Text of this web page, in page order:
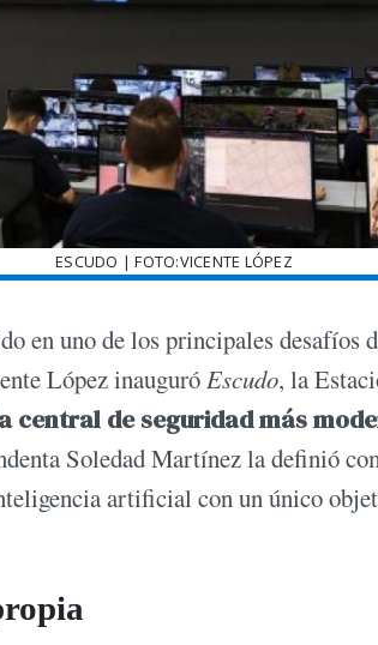
ESCUDO | FOTO:VICENTE LÓPEZ
en uno de los principales
López inauguróEscudo, la
central de seguridad más
Soledad Martínez la definió
artificial con un único